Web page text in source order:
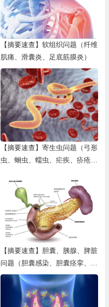
【摘要速查】软组织问题（纤维
肌痛、滑囊炎、足底筋膜炎）
【摘要速查】寄生虫问题（弓形
虫、蛔虫、蠕虫、疟疾、疥疮、
【摘要速查】胆囊、胰腺、脾脏
问题（胆囊感染、胆囊痉挛、胆
结石、胰腺炎、脾脏肿大）